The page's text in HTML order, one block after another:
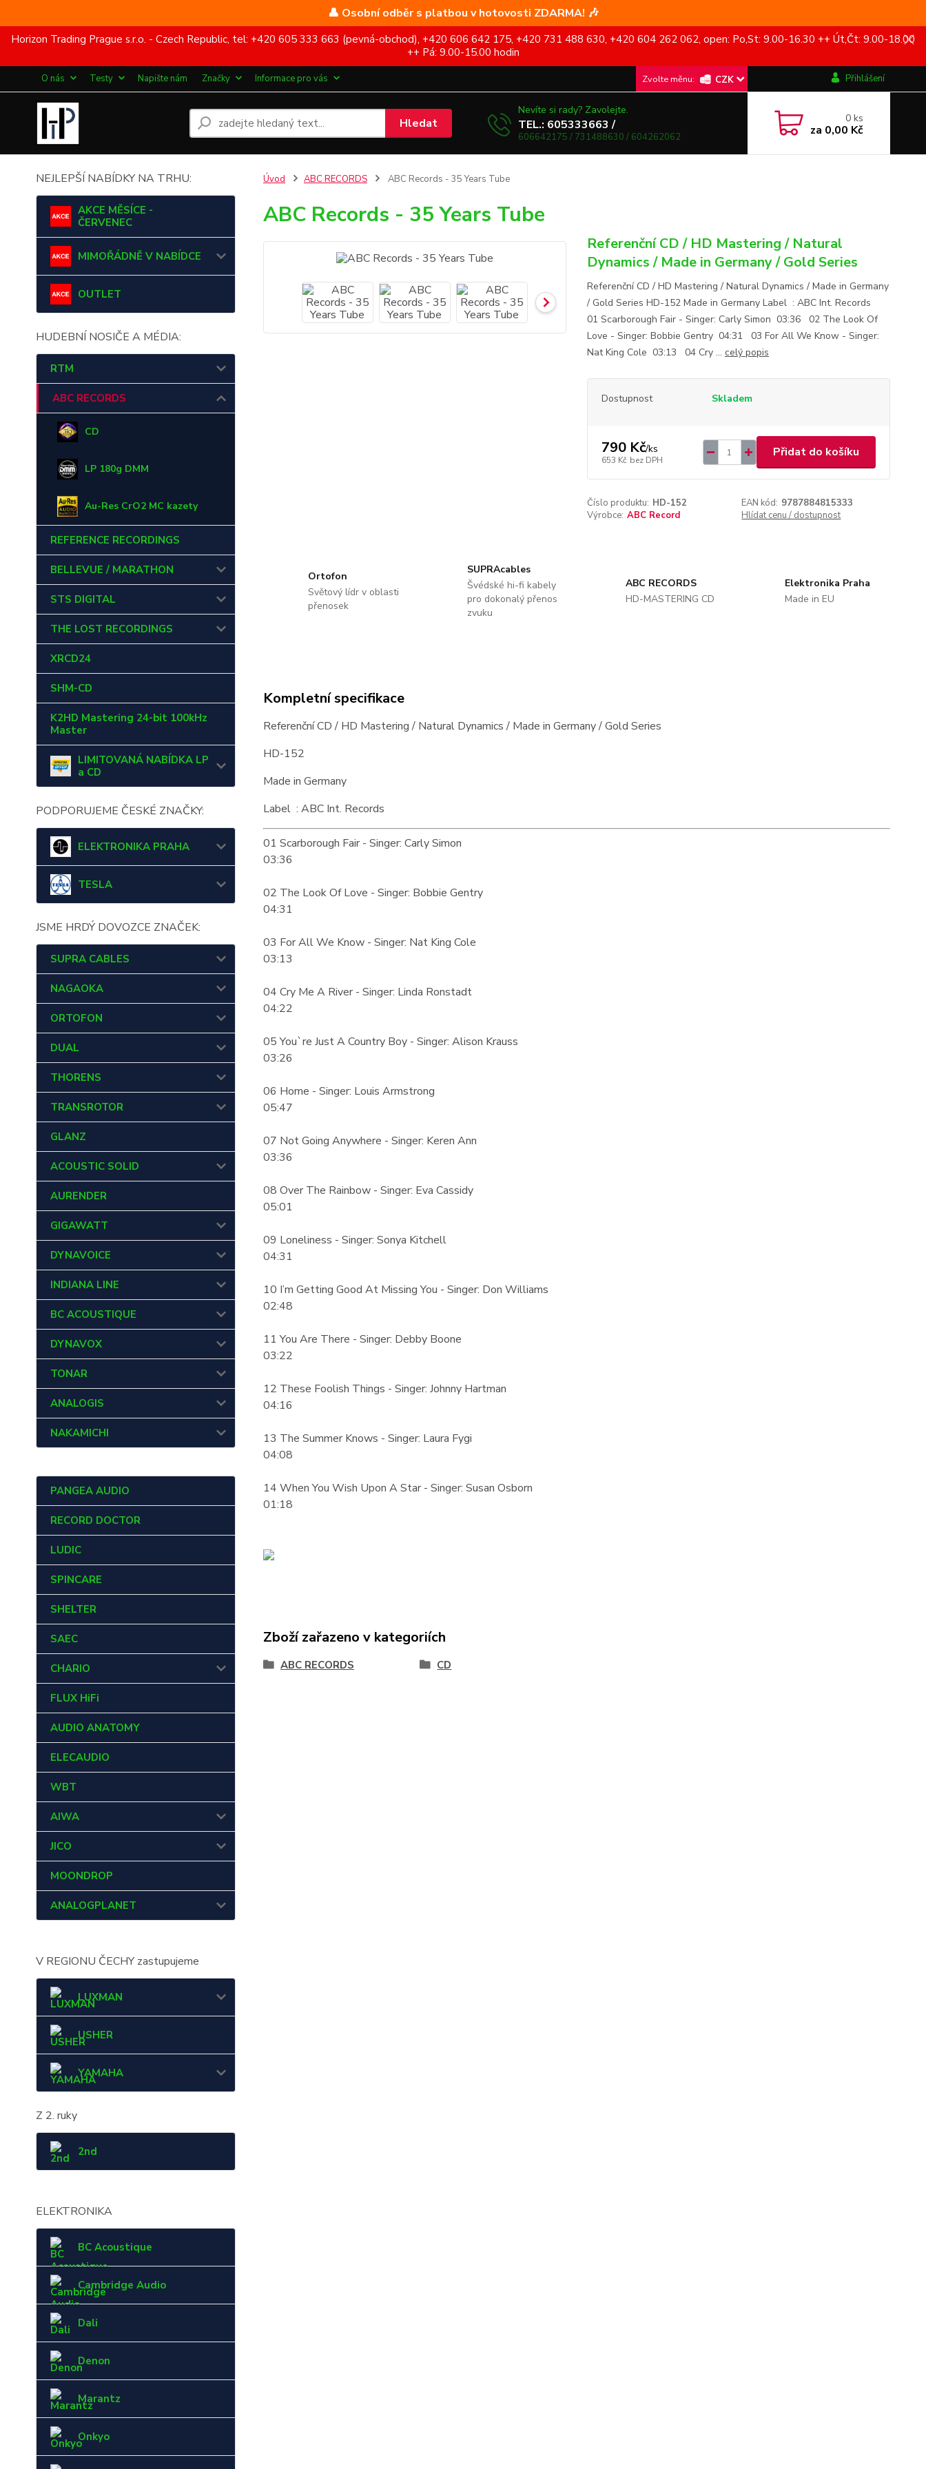
👤 Osobní odběr s platbou v hotovosti ZDARMA! 🎶
Horizon Trading Prague s.r.o. - Czech Republic, tel: +420 605 333 663 (pevná-obchod), +420 606 642 175, +420 731 488 630, +420 604 262 062, open: Po,St: 9.00-16.30 ++ Út,Čt: 9.00-18.00
++ Pá: 9.00-15.00 hodin
O nás Testy Napište nám Značky Informace pro vás CZK Přihlášení
Hledat
Nevíte si rady? Zavolejte.
TEL.: 605333663 /
606642175 / 731488630 / 604262062
0ks
za 0,00 Kč
NEJLEPŠÍ NABÍDKY NA TRHU:
AKCE MĚSÍCE -
ČERVENEC
MIMOŘÁDNĚ V NABÍDCE
OUTLET
HUDEBNÍ NOSIČE A MÉDIA:
RTM
ABC RECORDS
CD
LP 180g DMM
Au-Res CrO2 MC kazety
REFERENCE RECORDINGS
BELLEVUE / MARATHON
STS DIGITAL
THE LOST RECORDINGS
XRCD24
SHM-CD
K2HD Mastering 24-bit 100kHz
Master
LIMITOVANÁ NABÍDKA LP
a CD
PODPORUJEME ČESKÉ ZNAČKY:
ELEKTRONIKA PRAHA
TESLA
JSME HRDÝ DOVOZCE ZNAČEK:
SUPRA CABLES
NAGAOKA
ORTOFON
DUAL
THORENS
TRANSROTOR
GLANZ
ACOUSTIC SOLID
AURENDER
GIGAWATT
DYNAVOICE
INDIANA LINE
BC ACOUSTIQUE
DYNAVOX
TONAR
ANALOGIS
NAKAMICHI
PANGEA AUDIO
RECORD DOCTOR
LUDIC
SPINCARE
SHELTER
SAEC
CHARIO
FLUX HiFi
AUDIO ANATOMY
ELECAUDIO
WBT
AIWA
JICO
MOONDROP
ANALOGPLANET
V REGIONU ČECHY zastupujeme
LUXMAN
USHER
YAMAHA
Z 2. ruky
2nd
ELEKTRONIKA
BC Acoustique
Cambridge Audio
Dali
Denon
Marantz
Onkyo
Úvod ABC RECORDS ABC Records - 35 Years Tube
ABC Records - 35 Years Tube
Referenční CD / HD Mastering / Natural
Dynamics / Made in Germany / Gold Series
Referenční CD / HD Mastering / Natural Dynamics / Made in Germany
/ Gold Series HD-152 Made in Germany Label : ABC Int. Records
01 Scarborough Fair - Singer: Carly Simon 03:36 02 The Look Of
Love - Singer: Bobbie Gentry 04:31 03 For All We Know - Singer:
Nat King Cole 03:13 04 Cry ... celý popis
Dostupnost Skladem
790 Kč/ks
653 Kč bez DPH
Přidat do košíku
Číslo produktu: HD-152 EAN kód: 9787884815333
Výrobce: ABC Record Hlídat cenu / dostupnost
Ortofon
Světový lídr v oblasti
přenosek
SUPRAcables
Švédské hi-fi kabely
pro dokonalý přenos
zvuku
ABC RECORDS
HD-MASTERING CD
Elektronika Praha
Made in EU
Kompletní specifikace
Referenční CD / HD Mastering / Natural Dynamics / Made in Germany / Gold Series
HD-152
Made in Germany
Label : ABC Int. Records
01 Scarborough Fair - Singer: Carly Simon
03:36
02 The Look Of Love - Singer: Bobbie Gentry
04:31
03 For All We Know - Singer: Nat King Cole
03:13
04 Cry Me A River - Singer: Linda Ronstadt
04:22
05 You`re Just A Country Boy - Singer: Alison Krauss
03:26
06 Home - Singer: Louis Armstrong
05:47
07 Not Going Anywhere - Singer: Keren Ann
03:36
08 Over The Rainbow - Singer: Eva Cassidy
05:01
09 Loneliness - Singer: Sonya Kitchell
04:31
10 I’m Getting Good At Missing You - Singer: Don Williams
02:48
11 You Are There - Singer: Debby Boone
03:22
12 These Foolish Things - Singer: Johnny Hartman
04:16
13 The Summer Knows - Singer: Laura Fygi
04:08
14 When You Wish Upon A Star - Singer: Susan Osborn
01:18
Zboží zařazeno v kategoriích
ABC RECORDS CD